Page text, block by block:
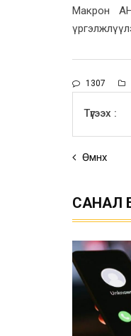
Макрон
1307
Түгээх :
Өмнөх
САНАЛ